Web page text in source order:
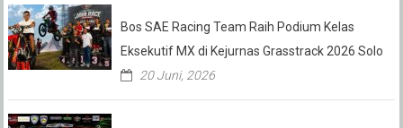
Bos SAE Racing Team Raih Podium Kelas
Eksekutif MX di Kejurnas Grasstrack 2026 Solo
20 Juni, 2026